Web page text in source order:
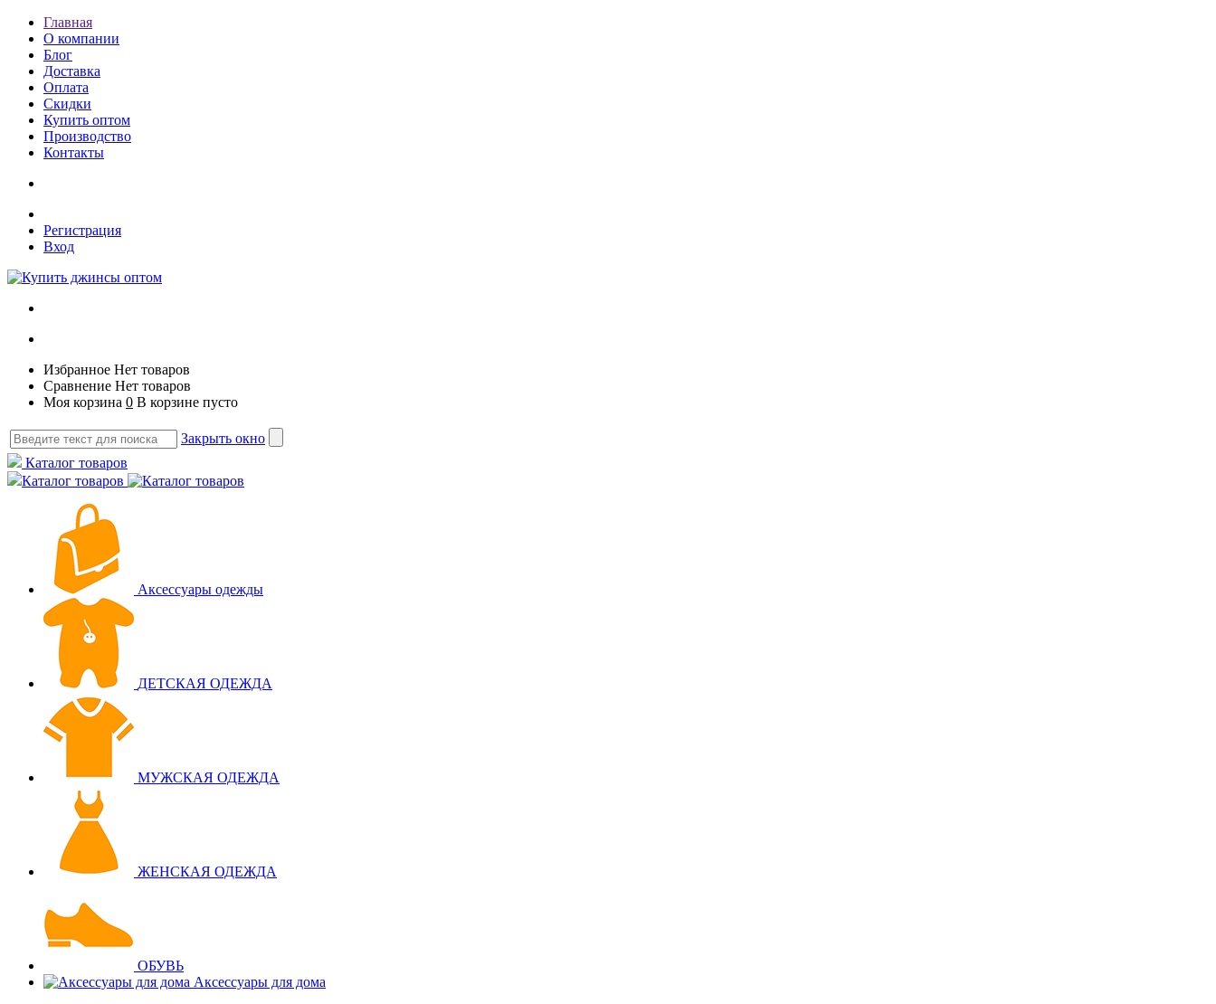
Главная
О компании
Блог
Доставка
Оплата
Скидки
Купить оптом
Производство
Контакты
Регистрация
Вход
Избранное Нет товаров
Сравнение Нет товаров
Моя корзина 0 В корзине пусто
Закрыть окно
Каталог товаров
Каталог товаров
Аксессуары одежды
ДЕТСКАЯ ОДЕЖДА
МУЖСКАЯ ОДЕЖДА
ЖЕНСКАЯ ОДЕЖДА
ОБУВЬ
Аксессуары для дома